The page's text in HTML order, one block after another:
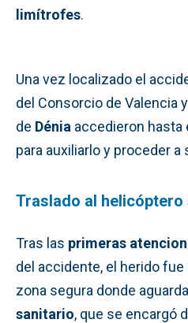
limítrofes.
Una vez localizado el
del Consorcio de Valencia
de Dénia accedieron
para auxiliarlo y proceder
Traslado al helicóptero
Tras las primeras
del accidente, el herido
zona segura donde
sanitario, que se encargó